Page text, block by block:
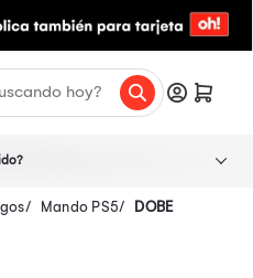
Mando PS5 DOBE